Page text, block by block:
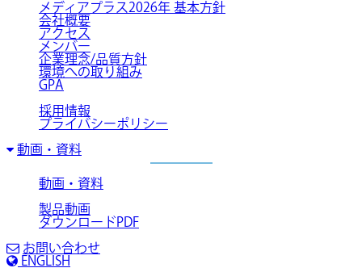
メディアプラス2026年 基本方針
会社概要
アクセス
メンバー
企業理念/品質方針
環境への取り組み
GPA
採用情報
プライバシーポリシー
動画・資料
動画・資料
製品動画
ダウンロードPDF
お問い合わせ
ENGLISH